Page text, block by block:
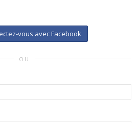
vous avec Facebook
OU